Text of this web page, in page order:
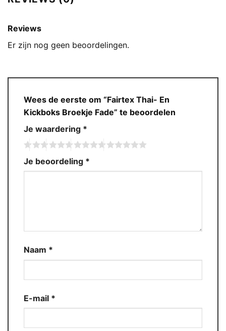
Reviews
Er zijn nog geen beoordelingen.
Wees de eerste om “Fairtex Thai- En
Kickboks Broekje Fade” te beoordelen
Je waardering *
Je beoordeling *
Naam *
E-mail *